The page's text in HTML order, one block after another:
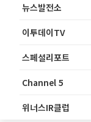
뉴스발전소
이투데이TV
스페셜리포트
Channel 5
위너스IR클럽